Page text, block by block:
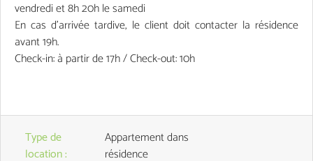
vendredi et 8h 20h le samedi
En cas d’arrivée tardive, le client doit contacter la résidence
avant 19h.
Check-in: à partir de 17h / Check-out: 10h
Type de
location:
Appartement dans
résidence